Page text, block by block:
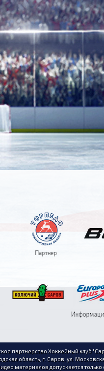
партнерство Хоккейный клуб
область, г. Саров, ул.
материалов допускается